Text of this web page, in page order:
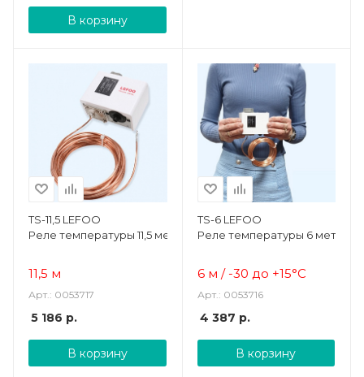
В корзину
TS-11,5 LEFOO
Реле температуры 11,5 метров
11,5 м
Арт.: 0053717
5 186 р.
В корзину
TS-6 LEFOO
Реле температуры 6 метров
6 м / -30 до +15°C
Арт.: 0053716
4 387 р.
В корзину